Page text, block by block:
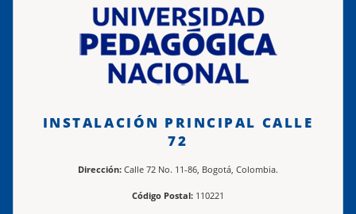
INSTALACIÓN PRINCIPAL CALLE
72
Dirección: Calle 72 No. 11-86, Bogotá, Colombia.
Código Postal: 110221